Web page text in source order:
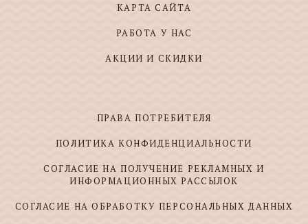
КАРТА САЙТА
РАБОТА У НАС
АКЦИИ И СКИДКИ
ПРАВА ПОТРЕБИТЕЛЯ
ПОЛИТИКА КОНФИДЕНЦИАЛЬНОСТИ
СОГЛАСИЕ НА ПОЛУЧЕНИЕ РЕКЛАМНЫХ И
ИНФОРМАЦИОННЫХ РАССЫЛОК
СОГЛАСИЕ НА ОБРАБОТКУ ПЕРСОНАЛЬНЫХ ДАННЫХ